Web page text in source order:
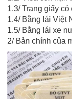
1.3/ Trang giấy
1.4/ Bằng lái Việt
1.5/ Bằng lái xe
2/ Bản chính của